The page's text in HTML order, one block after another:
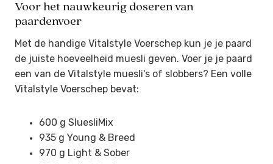
Voor het nauwkeurig doseren van
paardenvoer
Met de handige Vitalstyle Voerschep kun je je paard
de juiste hoeveelheid muesli geven. Voer je je paard
een van de Vitalstyle muesli's of slobbers? Een volle
Vitalstyle Voerschep bevat:
600 g SluesliMix
935 g Young & Breed
970 g Light & Sober